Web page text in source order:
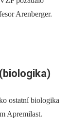
Arenberger.
ostatní biologika
Apremilast.